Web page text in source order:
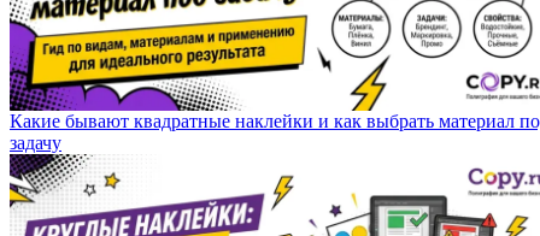
Какие бывают квадратные наклейки и как выбрать материал
задачу